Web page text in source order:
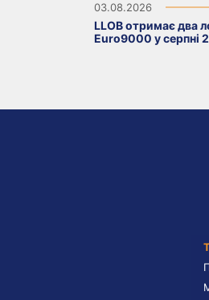
03.08.2026
LLOB отримає два
Euro9000 у серпні